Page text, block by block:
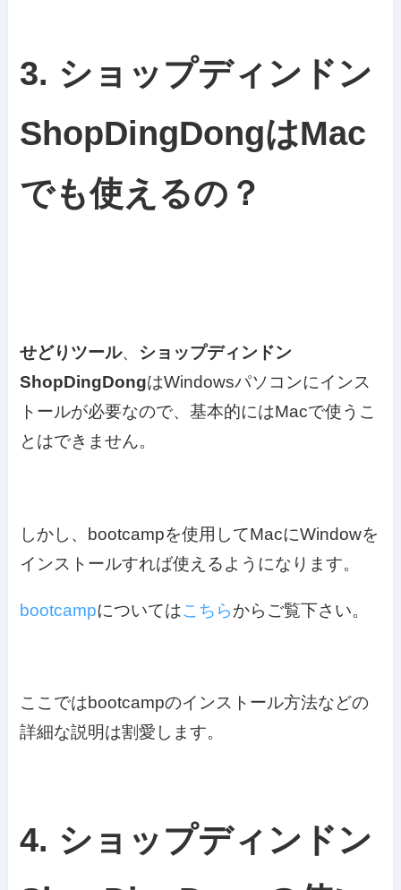
3. ショップディンドン
ShopDingDongはMac
でも使えるの？
せどりツール、 ショップディンドン
ShopDingDongはWindowsパソコンにインス
トールが必要なので、基本的にはMacで使うこ
とはできません。
しかし、 bootcampを使用してMacにWindowを
インストールすれば使えるようになります。
bootcampについてはこちらからご覧下さい。
ここではbootcampのインストール方法などの
詳細な説明は割愛します。
4. ショップディンドン